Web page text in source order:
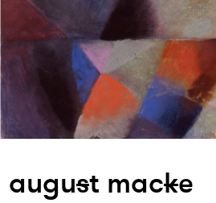
august macke